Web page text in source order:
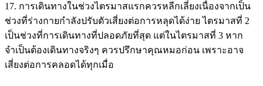
17. การเดินทางในช่วงไตรมาสแรกควรหลีกเลี่ยงเนื่องจากเป็น
ช่วงที่ร่างกายกำลังปรับตัวเสี่ยงต่อการหลุดได้ง่าย ไตรมาสที่ 2
เป็นช่วงที่การเดินทางที่ปลอดภัยที่สุด แต่ในไตรมาสที่ 3 หาก
จำเป็นต้องเดินทางจริงๆ ควรปรึกษาคุณหมอก่อน เพราะอาจ
เสี่ยงต่อการคลอดได้ทุกเมื่อ